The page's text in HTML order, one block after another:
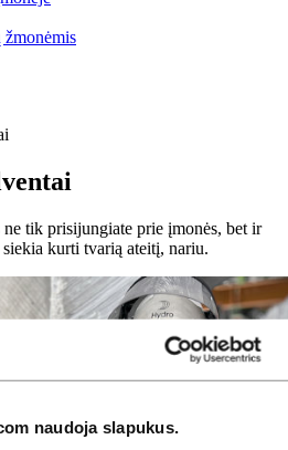
naudoja slapukus.
žmonėmis
tik prisijungiate prie įmonės, bet ir
kurti tvarią ateitį, nariu.